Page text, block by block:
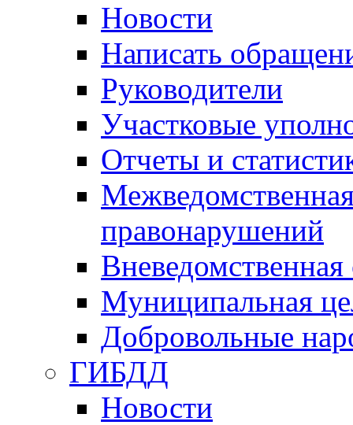
Новости
Написать
Руководители
Участковые
Отчеты и
правонарушений
Вневедомственная
Муниципальная
Добровольные
ГИБДД
Новости